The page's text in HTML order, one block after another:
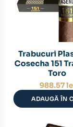
Trabucuri
Cosecha 151
Toro
988.57
ADAUGĂ ÎN